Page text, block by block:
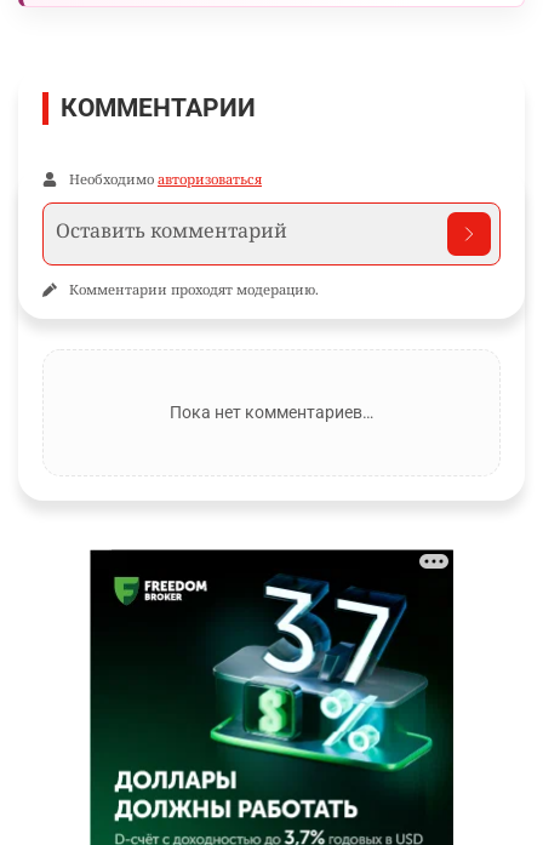
КОММЕНТАРИИ
Необходимо авторизоваться
Комментарии проходят модерацию.
Пока нет комментариев…